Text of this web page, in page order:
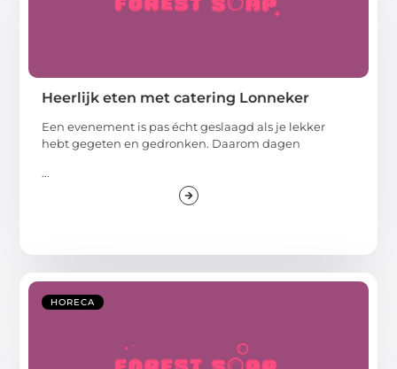
Heerlijk eten met catering Lonneker
Een evenement is pas écht geslaagd als je lekker
hebt gegeten en gedronken. Daarom dagen
...
HORECA